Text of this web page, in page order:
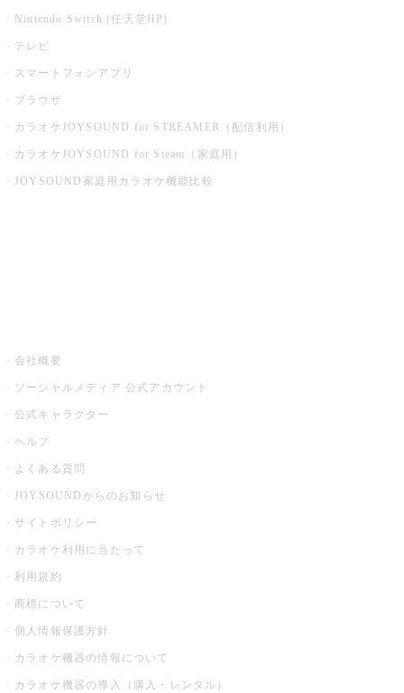
Nintendo Switch (任天堂HP)
テレビ
スマートフォンアプリ
ブラウザ
カラオケJOYSOUND for STREAMER（配信利用）
カラオケJOYSOUND for Steam（家庭用）
JOYSOUND家庭用カラオケ機能比較
会社概要
ソーシャルメディア 公式アカウント
公式キャラクター
ヘルプ
よくある質問
JOYSOUNDからのお知らせ
サイトポリシー
カラオケ利用に当たって
利用規約
商標について
個人情報保護方針
カラオケ機器の情報について
カラオケ機器の導入（購入・レンタル）